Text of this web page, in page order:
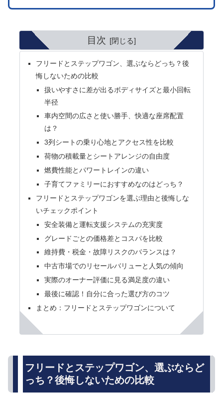
目次
フリードとステップワゴン、選ぶならどっち？後
悔しないための比較
扱いやすさに差が出るボディサイズと最小回転
半径
車内空間の広さと使い勝手、快適な座席配置
は？
3列シートの乗り心地とアクセス性を比較
荷物の積載量とシートアレンジの自由度
燃費性能とパワートレインの違い
子育てファミリーにおすすめなのはどっち？
フリードとステップワゴンを選ぶ理由と後悔しな
いチェックポイント
安全装備と運転支援システムの充実度
グレードごとの価格差とコスパを比較
維持費・税金・故障リスクのバランスは？
中古市場でのリセールバリューと人気の傾向
実際のオーナー評価に見る満足度の違い
最後に確認！自分に合った選び方のコツ
まとめ：フリードとステップワゴンについて
フリードとステップワゴン、選ぶならど
っち？後悔しないための比較